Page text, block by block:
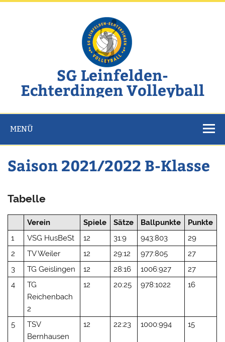
Zum
SG Leinfelden-
Echterdingen Volleyball
MENÜ
Saison 2021/2022 B-Klasse
Tabelle
Verein Spiele Sätze Ballpunkte
Punkte
1
VSG HusBeSt 12 31:9 943:803
29
2
TV Weiler 12 29:12 977:805
27
3
TG Geislingen 12 28:16 1006:927
27
4
TG
Reichenbach
2
12 20:25 978:1022 16
5
TSV
Bernhausen
12 22:23 1000:994 15